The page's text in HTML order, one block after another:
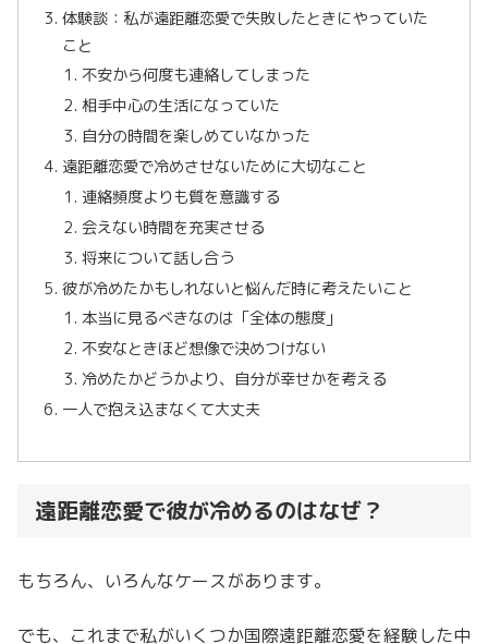
体験談：私が遠距離恋愛で失敗したときにやっていた
こと
不安から何度も連絡してしまった
相手中心の生活になっていた
自分の時間を楽しめていなかった
遠距離恋愛で冷めさせないために大切なこと
連絡頻度よりも質を意識する
会えない時間を充実させる
将来について話し合う
彼が冷めたかもしれないと悩んだ時に考えたいこと
本当に見るべきなのは「全体の態度」
不安なときほど想像で決めつけない
冷めたかどうかより、自分が幸せかを考える
一人で抱え込まなくて大丈夫
遠距離恋愛で彼が冷めるのはなぜ？
もちろん、いろんなケースがあります。
でも、これまで私がいくつか国際遠距離恋愛を経験した中